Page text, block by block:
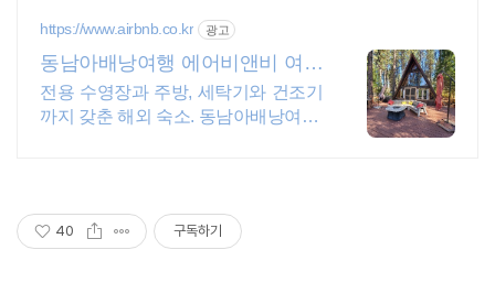
https://www.airbnb.co.kr 광고
동남아배낭여행 에어비앤비 여행
지에서 살아보기
전용 수영장과 주방, 세탁기와 건조기
까지 갖춘 해외 숙소. 동남아배낭여행.
40 구독하기